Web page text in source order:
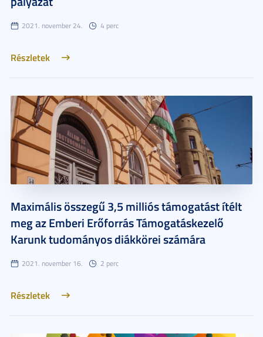
2021. november 24. 4 perc
Részletek
Maximális összegű 3,5 milliós támogatást ítélt
meg az Emberi Erőforrás Támogatáskezelő
Karunk tudományos diákkörei számára
2021. november 16. 2 perc
Részletek